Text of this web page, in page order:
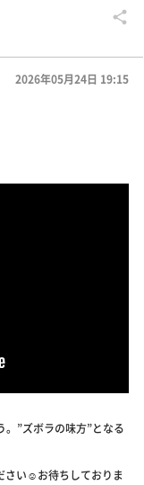
2026年05月24日 19:15
”ズボラの味方”となる
さい☺️お待ちしておりま